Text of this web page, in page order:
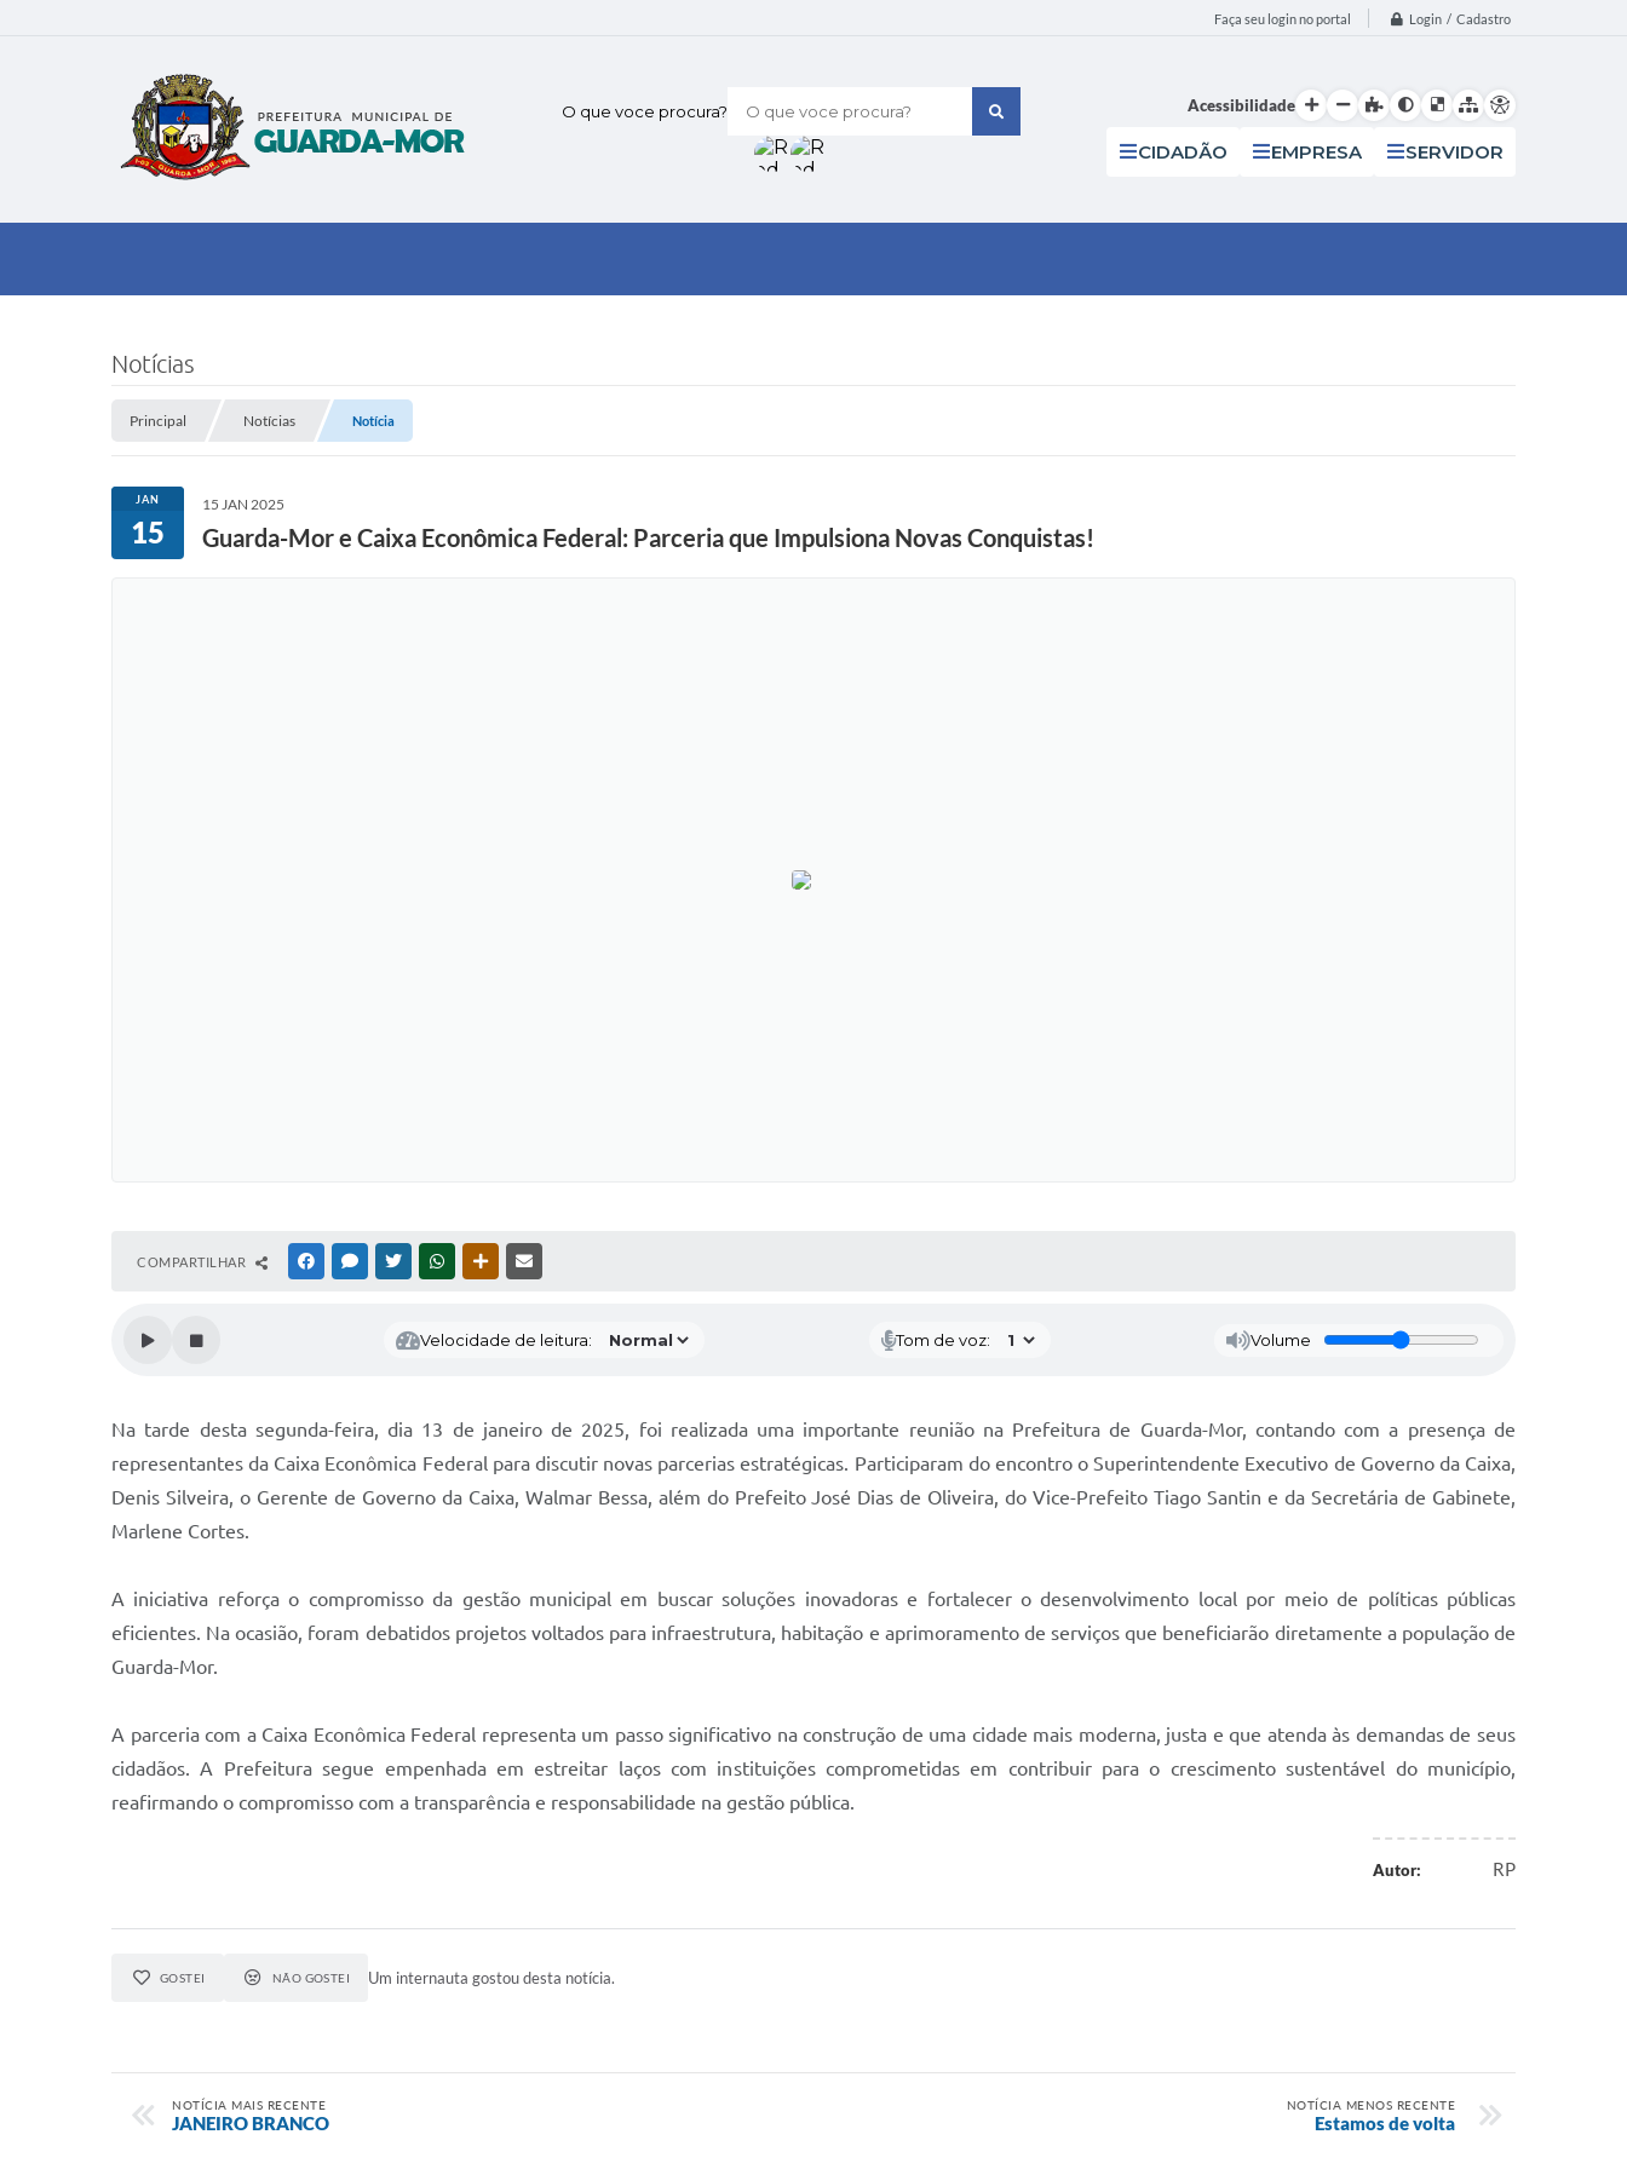
Faça seu login no portal Login / Cadastro
O que voce procura? Acessibilidade
CIDADÃO EMPRESA SERVIDOR
Notícias
Principal Notícias Notícia
JAN
15
15 JAN 2025
Guarda-Mor e Caixa Econômica Federal: Parceria que Impulsiona Novas Conquistas!
COMPARTILHAR FACEBOOKMESSENGER
TWITTERWHATSAPPOUTRAS MÍDIAS
Velocidade de leitura: Tom de voz: Volume
Na tarde desta segunda-feira, dia 13 de janeiro de 2025, foi realizada uma importante reunião na Prefeitura de Guarda-Mor, contando com a presença de
representantes da Caixa Econômica Federal para discutir novas parcerias estratégicas. Participaram do encontro o Superintendente Executivo de Governo da Caixa,
Denis Silveira, o Gerente de Governo da Caixa, Walmar Bessa, além do Prefeito José Dias de Oliveira, do Vice-Prefeito Tiago Santin e da Secretária de Gabinete,
Marlene Cortes.
A iniciativa reforça o compromisso da gestão municipal em buscar soluções inovadoras e fortalecer o desenvolvimento local por meio de políticas públicas
eficientes. Na ocasião, foram debatidos projetos voltados para infraestrutura, habitação e aprimoramento de serviços que beneficiarão diretamente a população de
Guarda-Mor.
A parceria com a Caixa Econômica Federal representa um passo significativo na construção de uma cidade mais moderna, justa e que atenda às demandas de seus
cidadãos. A Prefeitura segue empenhada em estreitar laços com instituições comprometidas em contribuir para o crescimento sustentável do município,
reafirmando o compromisso com a transparência e responsabilidade na gestão pública.
Autor: RP
GOSTEI NÃO GOSTEI Um internauta gostou desta notícia.
NOTÍCIA MAIS RECENTE
JANEIRO BRANCO
NOTÍCIA MENOS RECENTE
Estamos de volta